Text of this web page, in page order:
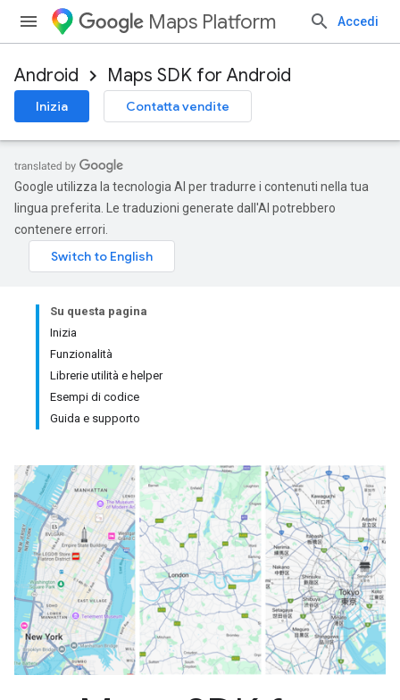
Maps Platform Accedi
Android Maps SDK for Android
Inizia Contatta vendite
Google utilizza la tecnologia AI per tradurre i contenuti nella tua
lingua preferita. Le traduzioni generate dall'AI potrebbero
contenere errori.
Su questa pagina
Inizia
Funzionalità
Librerie utilità e helper
Esempi di codice
Guida e supporto